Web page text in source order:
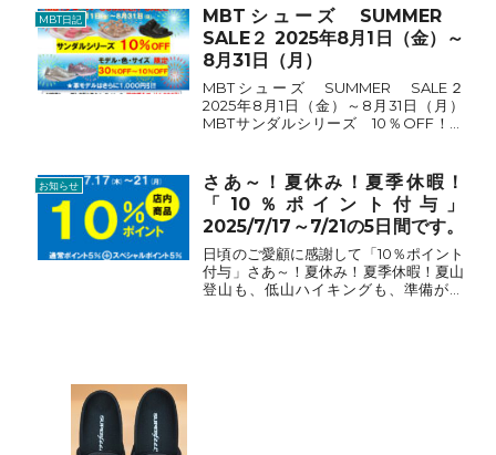
還元。更にマーモットの商品を合計で4
点購入でま...
MBT日記
MBTシューズ SUMMER
SALE２ 2025年8月1日（金）～
8月31日（月）
MBTシューズ SUMMER SALE２
2025年8月1日（金）～8月31日（月）
MBTサンダルシリーズ 10％OFF！在
10％OFF◎レザーモデル（革靴）は、さ
らに1...
お知らせ
さあ～！夏休み！夏季休暇！
「10％ポイント付与」
2025/7/17～7/21の5日間です。
日頃のご愛顧に感謝して「10％ポイント
付与」さあ～！夏休み！夏季休暇！夏山
登山も、低山ハイキングも、準備が肝